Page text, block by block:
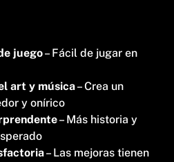
juego– Fácil de jugar en
art y música– Crea un
y onírico
– Más historia y
– Las mejoras tienen